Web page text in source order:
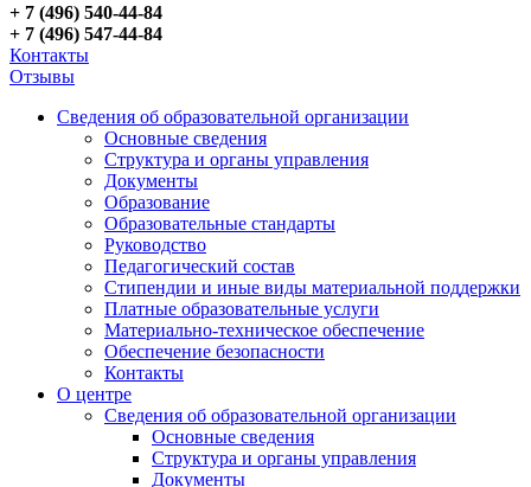
+ 7 (496) 540-44-84
+ 7 (496) 547-44-84
Контакты
Отзывы
Сведения об образовательной организации
Основные сведения
Структура и органы управления
Документы
Образование
Образовательные стандарты
Руководство
Педагогический состав
Стипендии и иные виды материальной поддержки
Платные образовательные услуги
Материально-техническое обеспечение
Обеспечение безопасности
Контакты
О центре
Сведения об образовательной организации
Основные сведения
Структура и органы управления
Документы